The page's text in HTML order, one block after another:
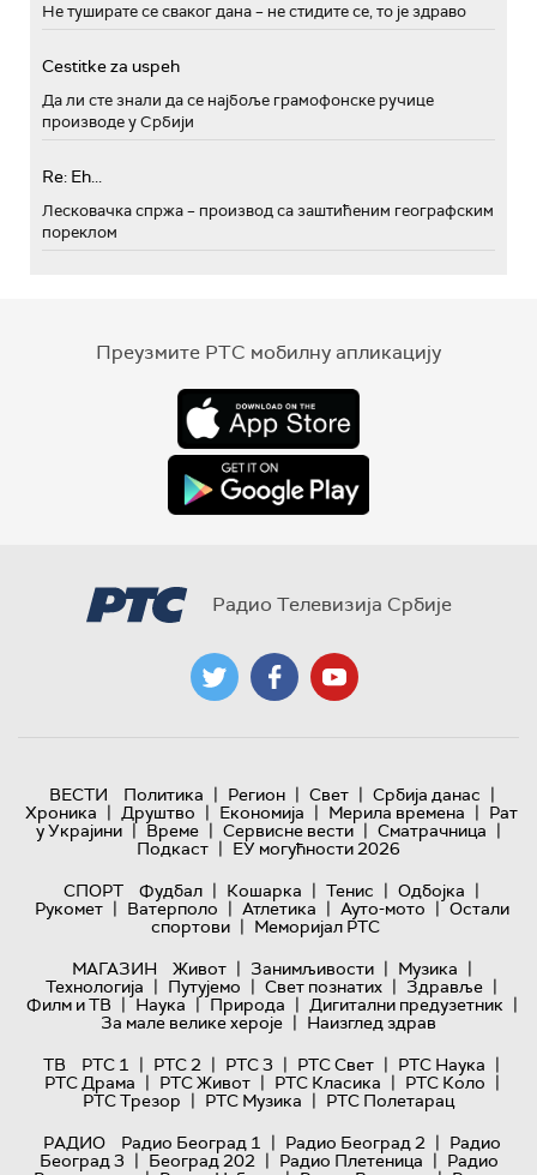
Не туширате се сваког дана – не стидите се, то је здраво
Cestitke za uspeh
Да ли сте знали да се најбоље грамофонске ручице
производе у Србији
Re: Eh...
Лесковачка спржа – производ са заштићеним географским
пореклом
Преузмите РТС мобилну апликацију
Радио Телевизија Србије
ВЕСТИ Политика | Регион | Свет | Србија данас |
Хроника | Друштво | Економија | Мерила времена | Рат
у Украјини | Време | Сервисне вести | Сматрачница |
Подкаст | ЕУ могућности 2026
СПОРТ
Фудбал | Кошарка | Тенис | Одбојка |
Рукомет | Ватерполо | Атлетика | Ауто-мото | Остали
спортови | Меморијал РТС
МАГАЗИН
Живот | Занимљивости | Музика |
Технологијa | Путујемо | Свет познатих | Здравље |
Филм и ТВ | Наука | Природа | Дигитални предузетник |
За мале велике хероје | Наизглед здрав
ТВ
РТС 1 | РТС 2 | РТС 3 | РТС Свет | РТС Наука |
РТС Драма | РТС Живот | РТС Класика | РТС Коло |
РТС Трезор | РТС Музика | РТС Полетарац
РАДИО
Радио Београд 1 | Радио Београд 2 | Радио
Београд 3 | Београд 202 | Радио Плетеница | Радио